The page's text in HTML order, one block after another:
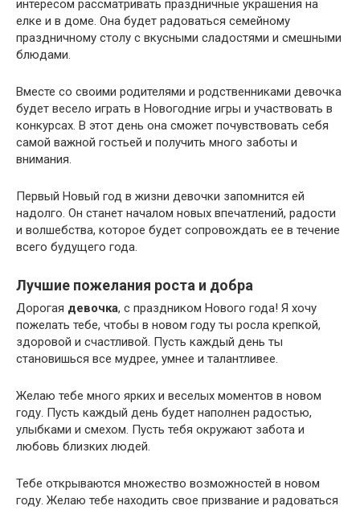
интересом рассматривать праздничные украшения на
елке и в доме. Она будет радоваться семейному
праздничному столу с вкусными сладостями и смешными
блюдами.
Вместе со своими родителями и родственниками девочка
будет весело играть в Новогодние игры и участвовать в
конкурсах. В этот день она сможет почувствовать себя
самой важной гостьей и получить много заботы и
внимания.
Первый Новый год в жизни девочки запомнится ей
надолго. Он станет началом новых впечатлений, радости
и волшебства, которое будет сопровождать ее в течение
всего будущего года.
Лучшие пожелания роста и добра
Дорогая девочка, с праздником Нового года! Я хочу
пожелать тебе, чтобы в новом году ты росла крепкой,
здоровой и счастливой. Пусть каждый день ты
становишься все мудрее, умнее и талантливее.
Желаю тебе много ярких и веселых моментов в новом
году. Пусть каждый день будет наполнен радостью,
улыбками и смехом. Пусть тебя окружают забота и
любовь близких людей.
Тебе открываются множество возможностей в новом
году. Желаю тебе находить свое призвание и радоваться